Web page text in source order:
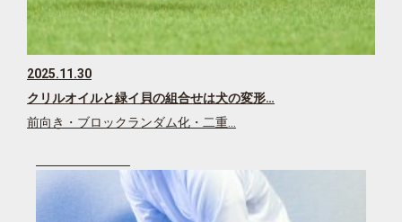
2025.11.30
クリルオイルと緑イ貝の組合せは犬の変形…
前向き・ブロックランダム化・二重…